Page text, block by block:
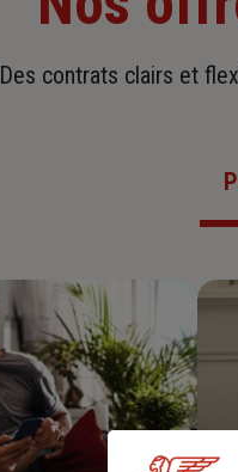
Des contrats clairs et